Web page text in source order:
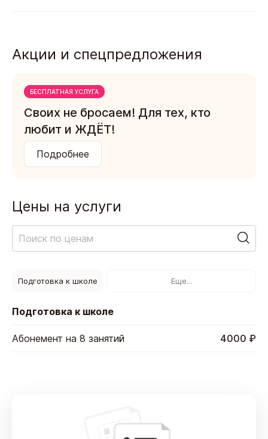
Акции и спецпредложения
БЕСПЛАТНАЯ УСЛУГА
Своих не бросаем! Для тех, кто
любит и ЖДЁТ!
Подробнее
Цены на услуги
Подготовка к школе Еще...
Подготовка к школе
Абонемент на 8 занятий 4000 ₽